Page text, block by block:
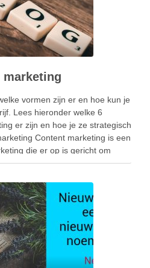
vormen zijn er en hoe kun je
Lees hieronder welke 6
er zijn en hoe je ze strategisch
Content marketing is een
die er op is gericht om